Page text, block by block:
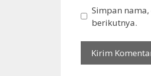
Simpan
berikutnya.